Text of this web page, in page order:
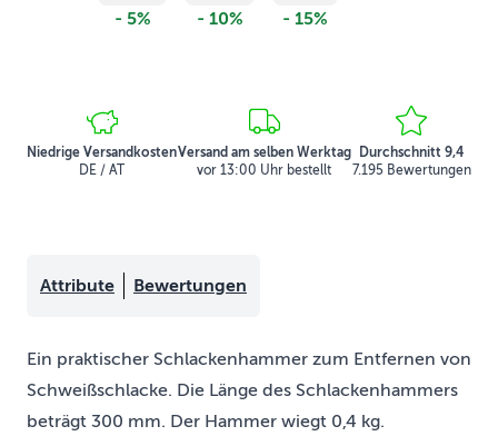
- 5%
- 10%
- 15%
Niedrige Versandkosten
DE / AT
Versand am selben Werktag
vor 13:00 Uhr bestellt
Durchschnitt 9,4
7.195 Bewertungen
Attribute Bewertungen
Ein praktischer Schlackenhammer zum Entfernen von
Schweißschlacke. Die Länge des Schlackenhammers
beträgt 300 mm. Der Hammer wiegt 0,4 kg.